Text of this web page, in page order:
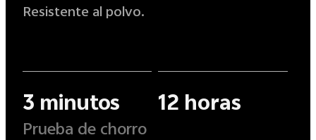
Resistente al polvo.
3 minutos
Prueba de chorro
12 horas